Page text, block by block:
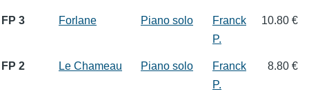
FP 3 Forlane Piano solo
Franck
P.
10.80 €
FP 2 Le Chameau Piano solo
Franck
P.
8.80 €